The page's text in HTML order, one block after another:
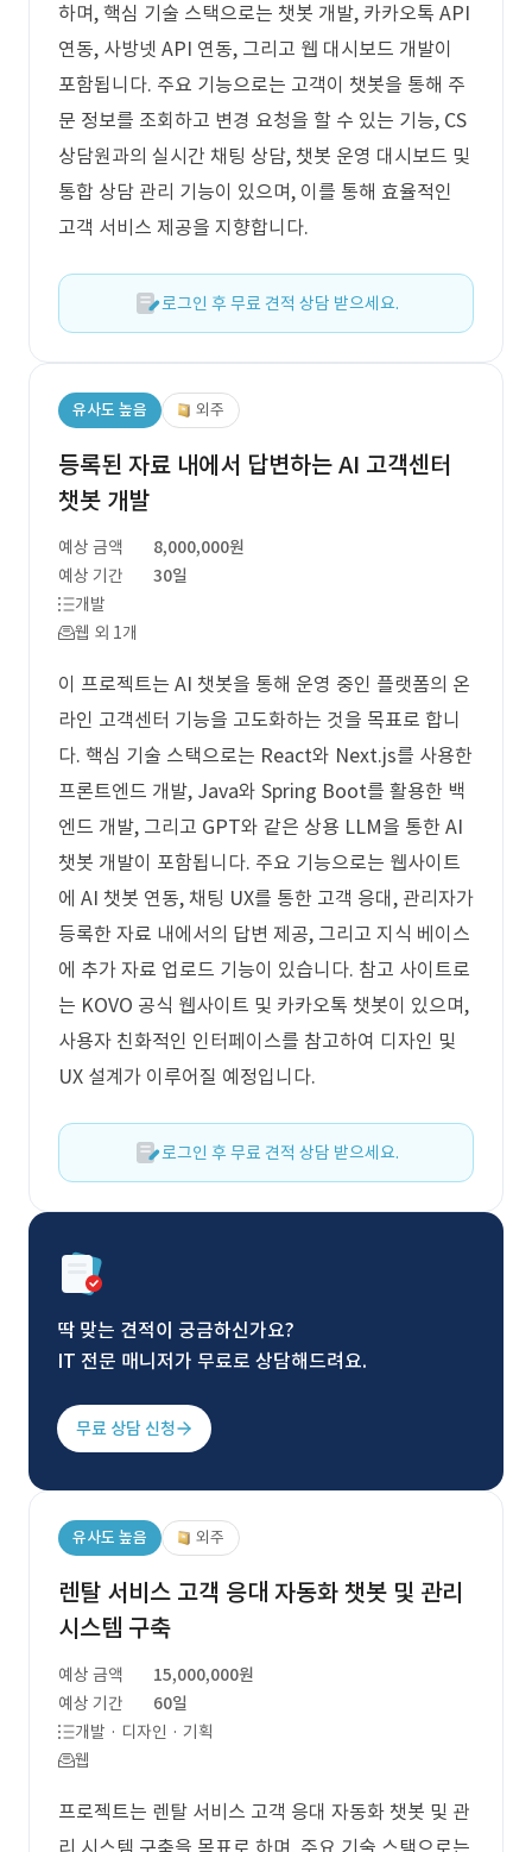
하며, 핵심 기술 스택으로는 챗봇 개발, 카카오톡 API
연동, 사방넷 API 연동, 그리고 웹 대시보드 개발이
포함됩니다. 주요 기능으로는 고객이 챗봇을 통해 주
문 정보를 조회하고 변경 요청을 할 수 있는 기능, CS
상담원과의 실시간 채팅 상담, 챗봇 운영 대시보드 및
통합 상담 관리 기능이 있으며, 이를 통해 효율적인
고객 서비스 제공을 지향합니다.
로그인 후 무료 견적 상담 받으세요.
유사도 높음 외주
등록된 자료 내에서 답변하는 AI 고객센터
챗봇 개발
예상 금액
8,000,000원
예상 기간
30일
개발
웹 외 1개
이 프로젝트는 AI 챗봇을 통해 운영 중인 플랫폼의 온
라인 고객센터 기능을 고도화하는 것을 목표로 합니
다. 핵심 기술 스택으로는 React와 Next.js를 사용한
프론트엔드 개발, Java와 Spring Boot를 활용한 백
엔드 개발, 그리고 GPT와 같은 상용 LLM을 통한 AI
챗봇 개발이 포함됩니다. 주요 기능으로는 웹사이트
에 AI 챗봇 연동, 채팅 UX를 통한 고객 응대, 관리자가
등록한 자료 내에서의 답변 제공, 그리고 지식 베이스
에 추가 자료 업로드 기능이 있습니다. 참고 사이트로
는 KOVO 공식 웹사이트 및 카카오톡 챗봇이 있으며,
사용자 친화적인 인터페이스를 참고하여 디자인 및
UX 설계가 이루어질 예정입니다.
로그인 후 무료 견적 상담 받으세요.
딱 맞는 견적이 궁금하신가요?
IT 전문 매니저가 무료로 상담해드려요.
무료 상담 신청
유사도 높음 외주
렌탈 서비스 고객 응대 자동화 챗봇 및 관리
시스템 구축
예상 금액
15,000,000원
예상 기간
60일
개발 · 디자인 · 기획
웹
프로젝트는 렌탈 서비스 고객 응대 자동화 챗봇 및 관
리 시스템 구축을 목표로 하며, 주요 기술 스택으로는